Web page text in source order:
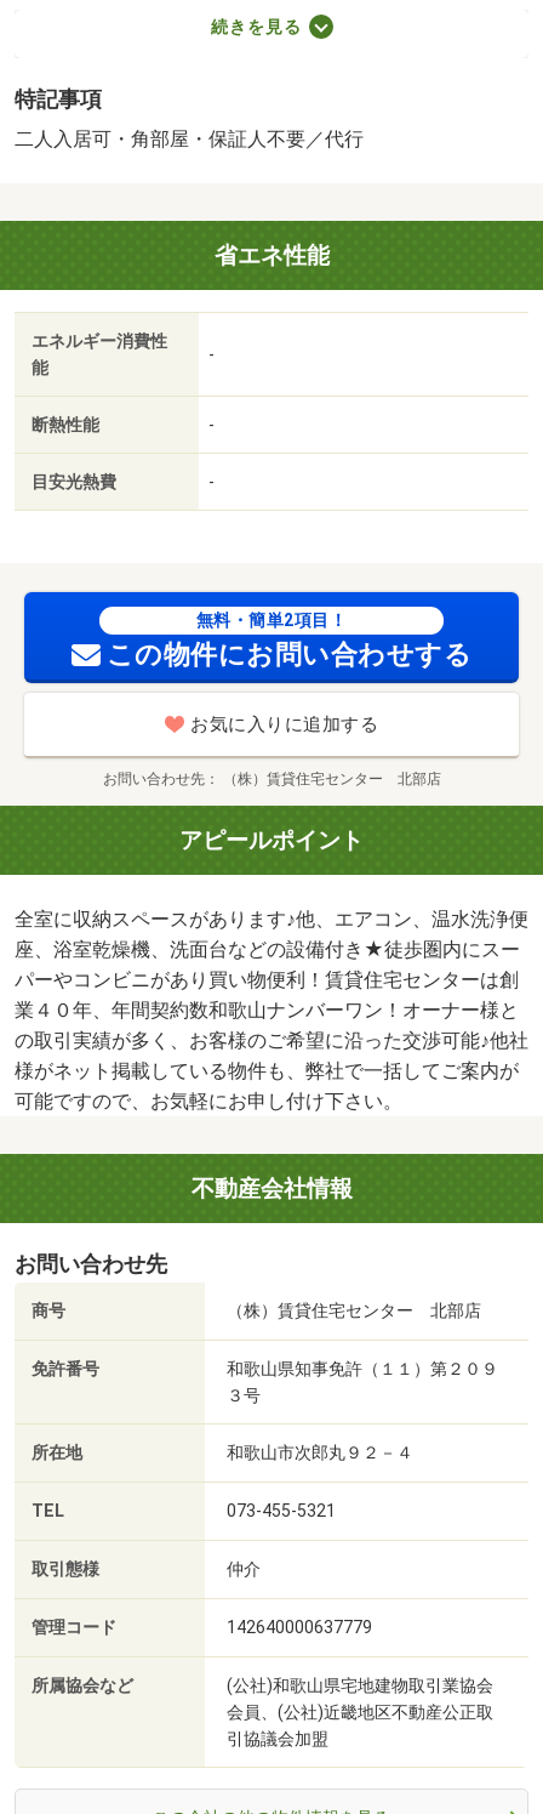
１，３２０円駐車場ご利用時、敷金８，８００円が必要と
なります。・賃貸保証等：加入要（保証人不要システム：
３３０００円）・鍵交換代：あり１６，５００円～・他交
通手段：ＪＲ阪和線和歌山駅バス３０分和歌浦停歩７分・
ニター付きで安心☆ 初期費用の交渉は、賃貸住宅センタ
ーまで！ お問い合わせやご相談はお気軽に☆・駐輪場：
有・仲介手数料：１．１ヶ月/美装代 33000円
続きを見る
特記事項
二人入居可・角部屋・保証人不要／代行
省エネ性能
エネルギー消費性
能
-
断熱性能 -
目安光熱費 -
無料・簡単2項目！
この物件にお問い合わせする
お気に入りに追加する
お問い合わせ先 （株）賃貸住宅センター 北部店
アピールポイント
全室に収納スペースがあります♪他、エアコン、温水洗浄便
座、浴室乾燥機、洗面台などの設備付き★徒歩圏内にスー
パーやコンビニがあり買い物便利！賃貸住宅センターは創
業４０年、年間契約数和歌山ナンバーワン！オーナー様と
の取引実績が多く、お客様のご希望に沿った交渉可能♪他社
様がネット掲載している物件も、弊社で一括してご案内が
可能ですので、お気軽にお申し付け下さい。
不動産会社情報
お問い合わせ先
商号 （株）賃貸住宅センター 北部店
免許番号
和歌山県知事免許（１１）第２０９
３号
所在地 和歌山市次郎丸９２－４
TEL 073-455-5321
取引態様 仲介
管理コード 142640000637779
所属協会など
(公社)和歌山県宅地建物取引業協会
会員、(公社)近畿地区不動産公正取
引協議会加盟